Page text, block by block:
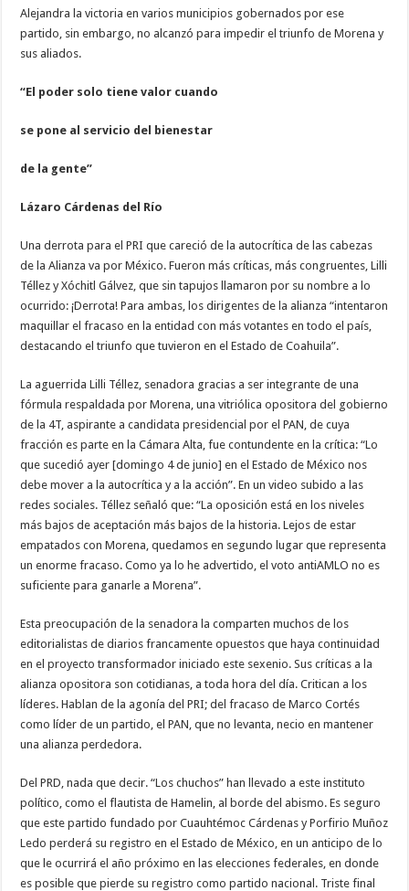
Alejandra la victoria en varios municipios gobernados por ese
partido, sin embargo, no alcanzó para impedir el triunfo de Morena y
sus aliados.
“El poder solo tiene valor cuando
se pone al servicio del bienestar
de la gente”
Lázaro Cárdenas del Río
Una derrota para el PRI que careció de la autocrítica de las cabezas
de la Alianza va por México. Fueron más críticas, más congruentes, Lilli
Téllez y Xóchitl Gálvez, que sin tapujos llamaron por su nombre a lo
ocurrido: ¡Derrota! Para ambas, los dirigentes de la alianza “intentaron
maquillar el fracaso en la entidad con más votantes en todo el país,
destacando el triunfo que tuvieron en el Estado de Coahuila”.
La aguerrida Lilli Téllez, senadora gracias a ser integrante de una
fórmula respaldada por Morena, una vitriólica opositora del gobierno
de la 4T, aspirante a candidata presidencial por el PAN, de cuya
fracción es parte en la Cámara Alta, fue contundente en la crítica: “Lo
que sucedió ayer [domingo 4 de junio] en el Estado de México nos
debe mover a la autocrítica y a la acción”. En un video subido a las
redes sociales. Téllez señaló que: “La oposición está en los niveles
más bajos de aceptación más bajos de la historia. Lejos de estar
empatados con Morena, quedamos en segundo lugar que representa
un enorme fracaso. Como ya lo he advertido, el voto antiAMLO no es
suficiente para ganarle a Morena”.
Esta preocupación de la senadora la comparten muchos de los
editorialistas de diarios francamente opuestos que haya continuidad
en el proyecto transformador iniciado este sexenio. Sus críticas a la
alianza opositora son cotidianas, a toda hora del día. Critican a los
líderes. Hablan de la agonía del PRI; del fracaso de Marco Cortés
como líder de un partido, el PAN, que no levanta, necio en mantener
una alianza perdedora.
Del PRD, nada que decir. “Los chuchos” han llevado a este instituto
político, como el flautista de Hamelin, al borde del abismo. Es seguro
que este partido fundado por Cuauhtémoc Cárdenas y Porfirio Muñoz
Ledo perderá su registro en el Estado de México, en un anticipo de lo
que le ocurrirá el año próximo en las elecciones federales, en donde
es posible que pierde su registro como partido nacional. Triste final